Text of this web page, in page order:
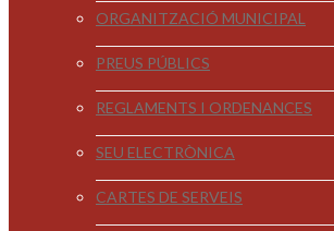
ORGANITZACIÓ MUNICIPAL
PREUS PÚBLICS
REGLAMENTS I ORDENANCES
SEU ELECTRÒNICA
CARTES DE SERVEIS